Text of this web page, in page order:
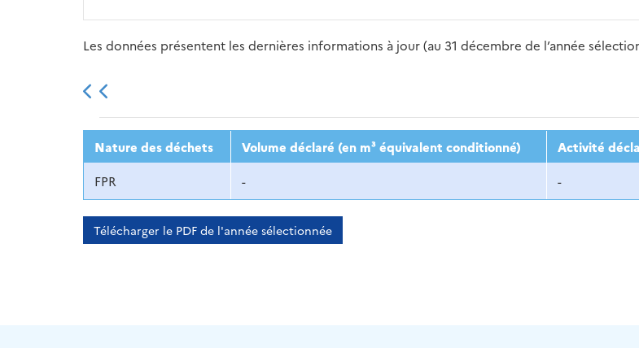
Les données présentent les dernières informations à jour (au 31 décembre de l’année
2013 2014 2015 2016 2017 2018
Nature des déchets Volume déclaré (en m³ équivalent conditionné) Activité
FPR
- -
Télécharger le PDF de l'année sélectionnée